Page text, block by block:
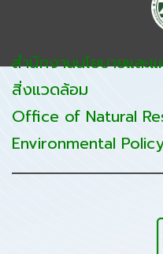
สำนักงานนโยบายและ
สิ่งแวดล้อม
Office of Natural
Environmental